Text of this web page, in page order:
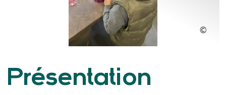
Présentation